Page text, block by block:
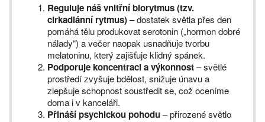
Reguluje náš vnitřní biorytmus (tzv.
cirkadiánní rytmus)– dostatek světla přes den
pomáhá tělu produkovat serotonin („hormon dobré
nálady“) a večer naopak usnadňuje tvorbu
melatoninu, který zajišťuje klidný spánek.
Podporuje koncentraci a výkonnost– světlé
prostředí zvyšuje bdělost, snižuje únavu a
zlepšuje schopnost soustředit se, což oceníme
doma i v kanceláři.
Přináší psychickou pohodu– přirozené světlo